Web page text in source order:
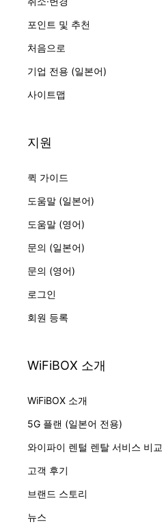
포인트 및 추천
처음으로
기업 전용 (일본어)
사이트맵
지원
퀵 가이드
도움말 (일본어)
도움말 (영어)
문의 (일본어)
문의 (영어)
로그인
회원 등록
WiFiBOX 소개
WiFiBOX 소개
5G 플랜 (일본어 전용)
와이파이 렌털 렌탈 서비스 비교
고객 후기
브랜드 스토리
뉴스